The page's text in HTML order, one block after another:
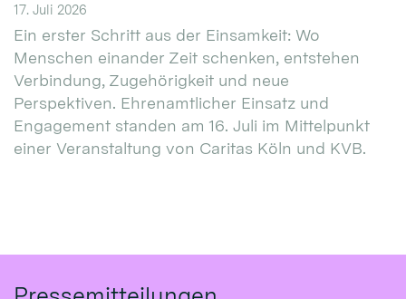
17. Juli 2026
Ein erster Schritt aus der Einsamkeit: Wo
Menschen einander Zeit schenken, entstehen
Verbindung, Zugehörigkeit und neue
Perspektiven. Ehrenamtlicher Einsatz und
Engagement standen am 16. Juli im Mittelpunkt
einer Veranstaltung von Caritas Köln und KVB.